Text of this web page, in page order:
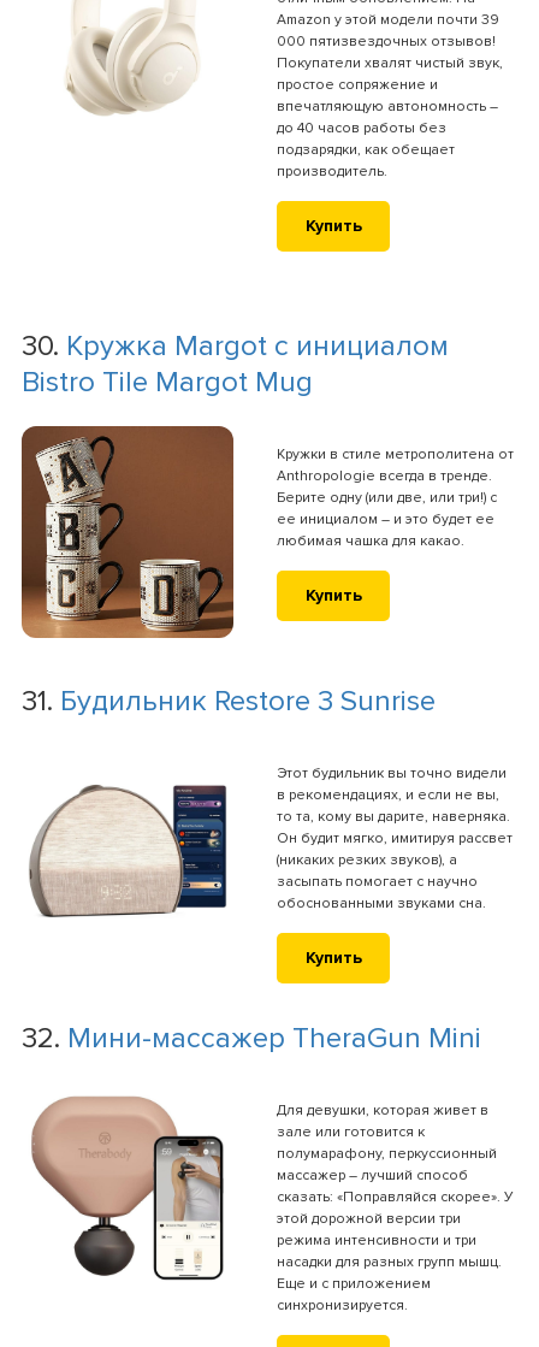
Amazon у этой модели почти 39
000 пятизвездочных отзывов!
Покупатели хвалят чистый звук,
простое сопряжение и
впечатляющую автономность –
до 40 часов работы без
подзарядки, как обещает
производитель.
Купить
30. Кружка Margot с инициалом
Bistro Tile Margot Mug
Кружки в стиле метрополитена от
Anthropologie всегда в тренде.
Берите одну (или две, или три!) с
ее инициалом – и это будет ее
любимая чашка для какао.
Купить
31. Будильник Restore 3 Sunrise
Этот будильник вы точно видели
в рекомендациях, и если не вы,
то та, кому вы дарите, наверняка.
Он будит мягко, имитируя рассвет
(никаких резких звуков), а
засыпать помогает с научно
обоснованными звуками сна.
Купить
32. Мини-массажер TheraGun Mini
Для девушки, которая живет в
зале или готовится к
полумарафону, перкуссионный
массажер – лучший способ
сказать: «Поправляйся скорее». У
этой дорожной версии три
режима интенсивности и три
насадки для разных групп мышц.
Еще и с приложением
синхронизируется.